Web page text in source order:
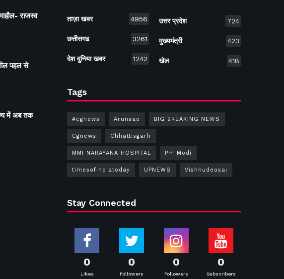
राजस्व
पहल से
में अब तक
ताज़ा खबर 4956
छत्तीसगढ 3261
देश दुनिया खबर 1242
उत्तर प्रदेश 724
मुख्यमंत्री 423
खेल 418
Tags
#cgnews Arunsao BIG BREAKING NEWS
Cgnews Chhattisgarh
MMI NARAYANA HOSPITAL Pm Modi
timesofindiatoday UPNEWS Vishnudeosai
Stay Connected
0
Likes
0
Followers
0
Followers
0
Subscribers